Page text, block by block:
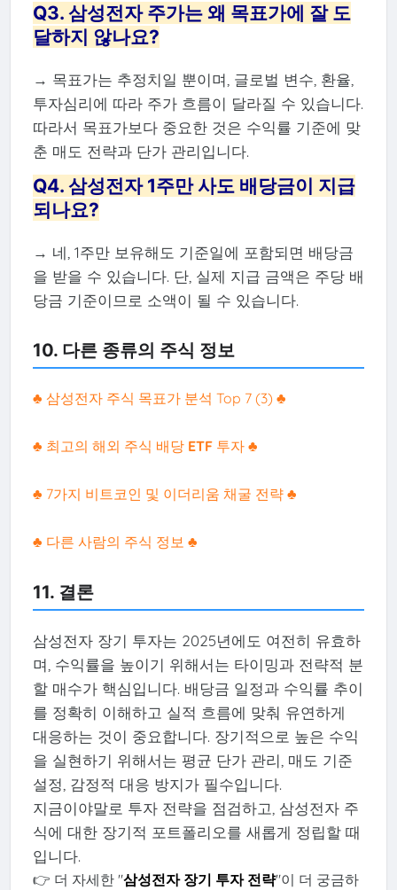
Q3. 삼성전자 주가는 왜 목표가에 잘 도
달하지 않나요?
→ 목표가는 추정치일 뿐이며, 글로벌 변수, 환율,
투자심리에 따라 주가 흐름이 달라질 수 있습니다.
따라서 목표가보다 중요한 것은 수익률 기준에 맞
춘 매도 전략과 단가 관리입니다.
Q4. 삼성전자 1주만 사도 배당금이 지급
되나요?
→ 네, 1주만 보유해도 기준일에 포함되면 배당금
을 받을 수 있습니다. 단, 실제 지급 금액은 주당 배
당금 기준이므로 소액이 될 수 있습니다.
10. 다른 종류의 주식 정보
♣ 삼성전자 주식 목표가 분석 Top 7 (3) ♣
♣ 최고의 해외 주식 배당 ETF투자 ♣
♣ 7가지 비트코인 및 이더리움 채굴 전략 ♣
♣ 다른 사람의 주식 정보 ♣
11. 결론
삼성전자 장기 투자는 2025년에도 여전히 유효하
며, 수익률을 높이기 위해서는 타이밍과 전략적 분
할 매수가 핵심입니다. 배당금 일정과 수익률 추이
를 정확히 이해하고 실적 흐름에 맞춰 유연하게
대응하는 것이 중요합니다. 장기적으로 높은 수익
을 실현하기 위해서는 평균 단가 관리, 매도 기준
설정, 감정적 대응 방지가 필수입니다.
지금이야말로 투자 전략을 점검하고, 삼성전자 주
식에 대한 장기적 포트폴리오를 새롭게 정립할 때
입니다.
👉 더 자세한 "삼성전자 장기 투자 전략"이 더 궁금하